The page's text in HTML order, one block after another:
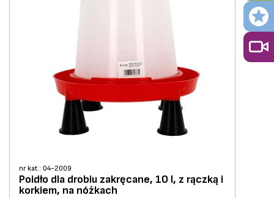
nr kat.: 04-2009
Poidło dla drobiu zakręcane, 10 l, z rączką i
korkiem, na nóżkach